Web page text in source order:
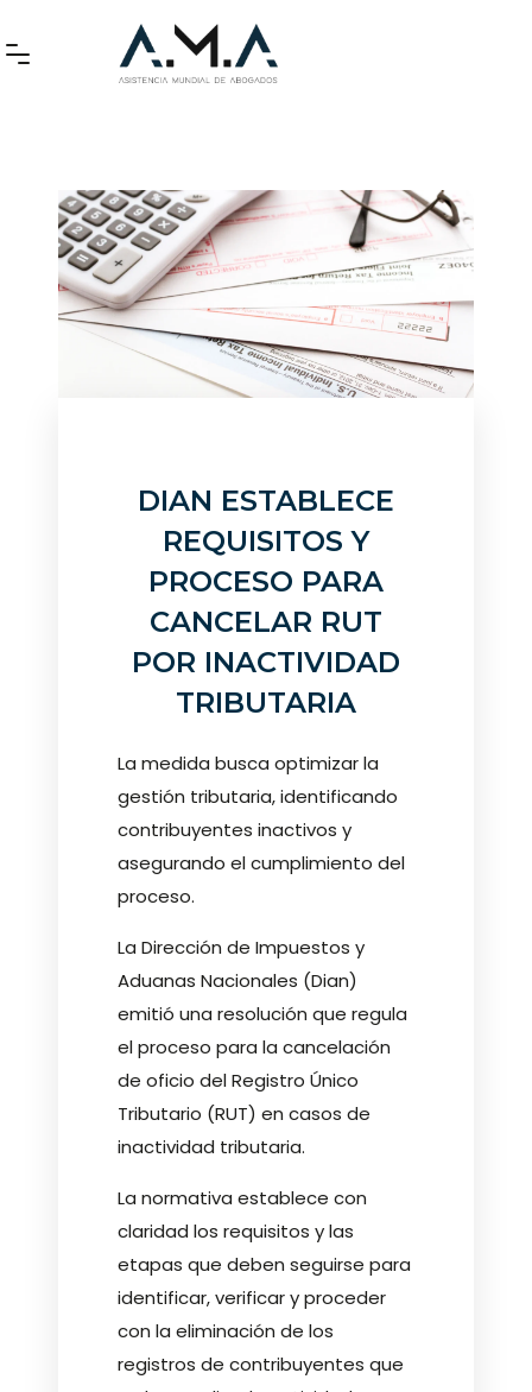
DIAN ESTABLECE
REQUISITOS Y
PROCESO PARA
CANCELAR RUT
POR INACTIVIDAD
TRIBUTARIA
La medida busca optimizar la
gestión tributaria, identificando
contribuyentes inactivos y
asegurando el cumplimiento del
proceso.
La Dirección de Impuestos y
Aduanas Nacionales (Dian)
emitió una resolución que regula
el proceso para la cancelación
de oficio del Registro Único
Tributario (RUT) en casos de
inactividad tributaria.
La normativa establece con
claridad los requisitos y las
etapas que deben seguirse para
identificar, verificar y proceder
con la eliminación de los
registros de contribuyentes que